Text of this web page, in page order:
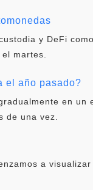
y DeFi
martes.
el año pasado?
en
de una vez.
a